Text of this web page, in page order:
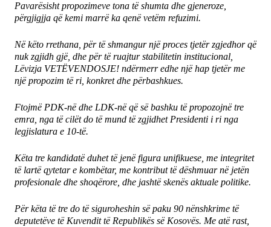
Pavarësisht propozimeve tona të shumta dhe gjeneroze,
përgjigjja që kemi marrë ka qenë vetëm refuzimi.
Në këto rrethana, për të shmangur një proces tjetër zgjedhor që
nuk zgjidh gjë, dhe për të ruajtur stabilitetin institucional,
Lëvizja VETËVENDOSJE! ndërmerr edhe një hap tjetër me
një propozim të ri, konkret dhe përbashkues.
Ftojmë PDK-në dhe LDK-në që së bashku të propozojnë tre
emra, nga të cilët do të mund të zgjidhet Presidenti i ri nga
legjislatura e 10-të.
Këta tre kandidatë duhet të jenë figura unifikuese, me integritet
të lartë qytetar e kombëtar, me kontribut të dëshmuar në jetën
profesionale dhe shoqërore, dhe jashtë skenës aktuale politike.
Për këta të tre do të siguroheshin së paku 90 nënshkrime të
deputetëve të Kuvendit të Republikës së Kosovës. Me atë rast,